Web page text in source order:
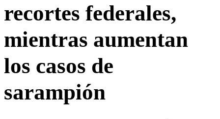
recortes federales,
mientras aumentan
los casos de
sarampión